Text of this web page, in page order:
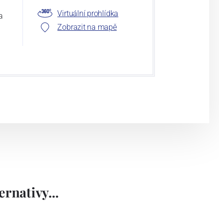
Virtuální prohlídka
Zobrazit na mapě